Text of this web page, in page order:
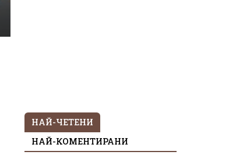
НАЙ-ЧЕТЕНИ
НАЙ-КОМЕНТИРАНИ